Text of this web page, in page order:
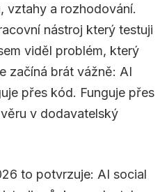
vztahy a rozhodování.
nástroj který testuji
viděl problém, který
začíná brát vážně: AI
přes kód. Funguje přes
v dodavatelský
to potvrzuje: AI social